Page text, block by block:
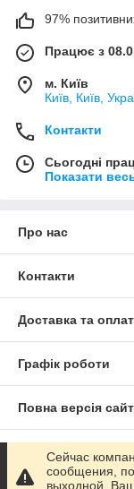
97%
Працює з
м. Київ
Київ, Київ,
Контакти
Сьогодні
Показати
Про нас
Контакти
Доставка та
Графік роботи
Повна версія
Сайт створено
Сейчас
сообщения,
выходной.